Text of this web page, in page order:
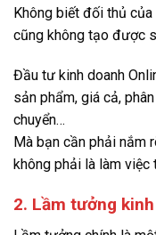
Không biết đối thủ
cũng không tạo được
Đầu tư kinh doanh
sản phẩm, giá cả,
chuyển…
Mà bạn cần phải nắm
không phải là làm việc
2. Lầm tưởng